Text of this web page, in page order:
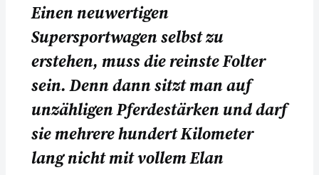
Einen neuwertigen
Supersportwagen selbst zu
erstehen, muss die reinste Folter
sein. Denn dann sitzt man auf
unzähligen Pferdestärken und darf
sie mehrere hundert Kilometer
lang nicht mit vollem Elan